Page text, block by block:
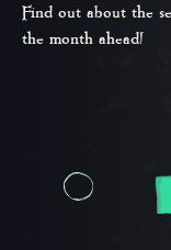
Find out about the
the month ahead!